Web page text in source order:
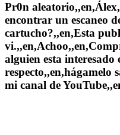
Pr0n
encontrar un escaneo
cartucho?,,en,Esta
alguien esta interesado
respecto,,en,hágamelo
mi canal de